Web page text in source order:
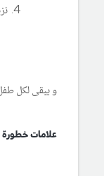
و يبقى لكل
علامات